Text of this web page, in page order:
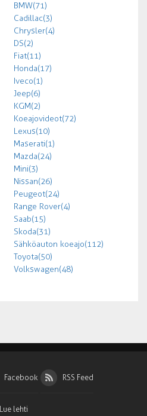
BMW (71)
Cadillac (3)
Chrysler (4)
DS (2)
Fiat (11)
Honda (17)
Iveco (1)
Jeep (6)
KGM (2)
Koeajovideot (72)
Lexus (10)
Maserati (1)
Mazda (24)
Mini (3)
Nissan (26)
Peugeot (24)
Range Rover (4)
Saab (15)
Skoda (31)
Sähköauton koeajo (112)
Toyota (50)
Volkswagen (48)
Facebook RSS Feed
Lue lehti